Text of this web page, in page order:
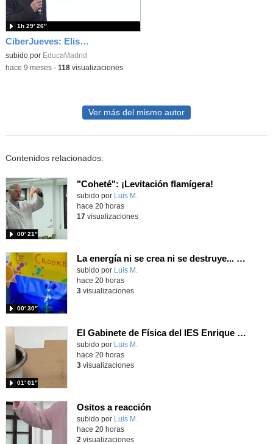
CiberJueves: Elisa Alises "Dos años, mil retos: una historia real de crecimiento en Ciberseguridad
subido por EducaMadrid
1h 29′ 26″
-hace 9 meses- 118visualizaciones
Ver más del mismo autor
Contenidos relacionados:
"Coheté": ¡Levitación flamígera!
Contenido educativo.
subido por Luis M.
00′ 21″
hace 20 horas
17visualizaciones
La energía ni se crea ni se destruye... ¡se experimenta! El Tierno en la Feria Madrid es Ciencia 2026
Contenido educativo.
subido por Luis M.
00′ 30″
hace 20 horas
3visualizaciones
El Gabinete de Física del IES Enrique Tierno Galván de Parla (Curso 25-26)
Contenido educativo.
subido por Luis M.
01′ 01″
hace 20 horas
3visualizaciones
Ositos a reacción
Contenido educativo.
subido por Luis M.
hace 20 horas
2 visualizaciones